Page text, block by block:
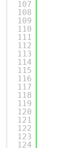
107
108
109
110
111
112
113
114
115
116
117
118
119
120
121
122
123
124